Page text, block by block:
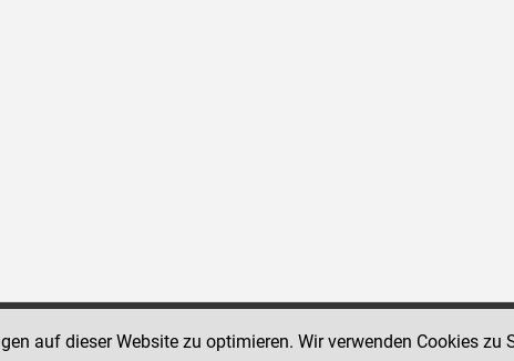
Social Media Kanäle
auf dieser Website zu optimieren. Wir verwenden Cookies